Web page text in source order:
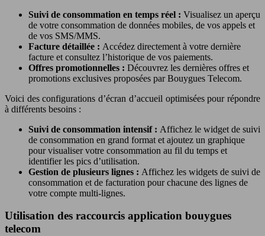
Suivi de consommation en temps réel : Visualisez un aperçu
de votre consommation de données mobiles, de vos appels et
de vos SMS/MMS.
Facture détaillée : Accédez directement à votre dernière
facture et consultez l’historique de vos paiements.
Offres promotionnelles : Découvrez les dernières offres et
promotions exclusives proposées par Bouygues Telecom.
Voici des configurations d’écran d’accueil optimisées pour répondre
à différents besoins :
Suivi de consommation intensif : Affichez le widget de suivi
de consommation en grand format et ajoutez un graphique
pour visualiser votre consommation au fil du temps et
identifier les pics d’utilisation.
Gestion de plusieurs lignes : Affichez les widgets de suivi de
consommation et de facturation pour chacune des lignes de
votre compte multi-lignes.
Utilisation des raccourcis application bouygues
telecom